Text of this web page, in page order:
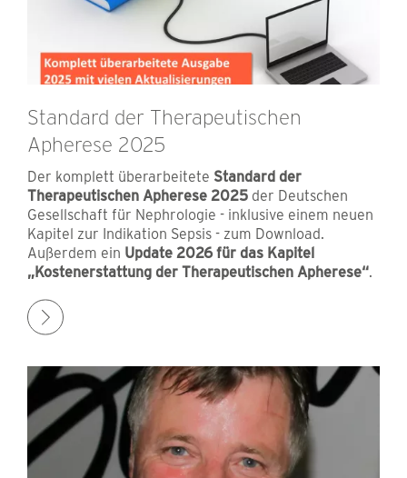
Standard der Therapeutischen
Apherese 2025
Der komplett überarbeitete Standard der
Therapeutischen Apherese 2025 der Deutschen
Gesellschaft für Nephrologie - inklusive einem neuen
Kapitel zur Indikation Sepsis - zum Download.
Außerdem ein Update 2026für das Kapitel
„Kostenerstattung der Therapeutischen Apherese“.